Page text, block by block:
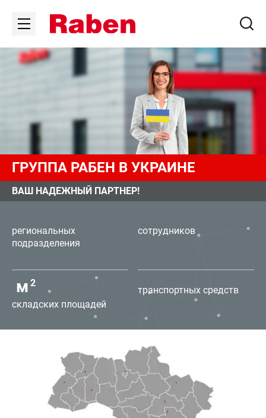
ГРУППА РАБЕН В УКРАИНЕ
ВАШ НАДЕЖНЫЙ ПАРТНЕР!
региональных
подразделения
сотрудников
м2
складских площадей
транспортных средств